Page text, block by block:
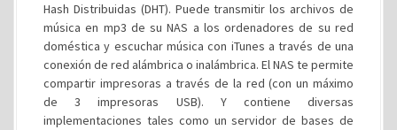
Hash Distribuidas (DHT). Puede transmitir los archivos de
música en mp3 de su NAS a los ordenadores de su red
doméstica y escuchar música con iTunes a través de una
conexión de red alámbrica o inalámbrica. El NAS te permite
compartir impresoras a través de la red (con un máximo
de 3 impresoras USB). Y contiene diversas
implementaciones tales como un servidor de bases de